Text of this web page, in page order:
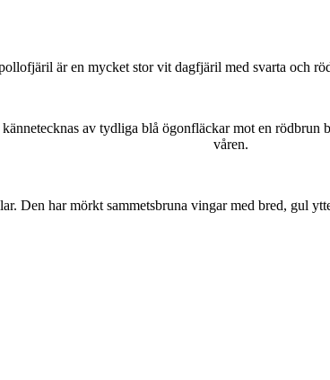
är en mycket stor vit dagfjäril med svarta och
av tydliga blå ögonfläckar mot en
våren.
Den har mörkt sammetsbruna vingar med bred, gul